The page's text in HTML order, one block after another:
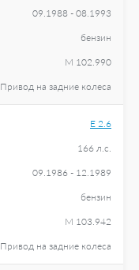
09.1988 - 08.1993
бензин
M 102.990
Привод на задние колеса
E 2.6
166 л.с.
09.1986 - 12.1989
бензин
M 103.942
Привод на задние колеса